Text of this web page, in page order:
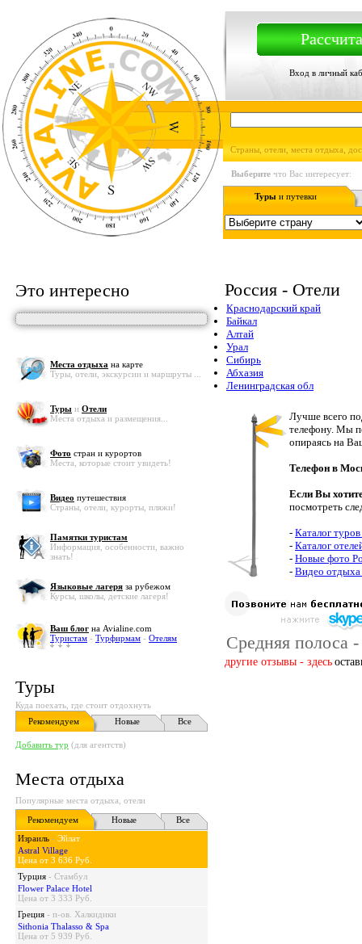
Вход в личный
Страны, отели, места отдыха,
Выберите что Вас интересует:
Туры и путевки
Это интересно
Места отдыха на карте
Туры, отели, экскурсии и маршруты ...
Туры и Отели
Места отдыха и размещения...
Фото стран и курортов
Места, которые стоит увидеть!
Видео путешествия
Страны, отели, курорты, пляжи!
Памятки туристам
Информация, особенности, важно
знать!
Языковые лагеря за рубежом
Курсы, школы, детские лагеря!
Ваш блог на Avialine.com
Туристам - Турфирмам - Отелям
Туры
Куда поехать, где стоит отдохнуть
Рекомендуем
Новые Все
Добавить тур (для агентств)
Места отдыха
Популярные места отдыха, отели
Рекомендуем
Новые
Все
Израиль - Эйлат
Astral Village
Цена от 3 636 Руб.
Турция - Стамбул
Flower Palace Hotel
Цена от 3 333 Руб.
Греция - п-ов. Халкидики
Sithonia Thalasso & Spa
Цена от 5 939 Руб.
Россия - Отели
Краснодарский край
Байкал
Алтай
Урал
Сибирь
Абхазия
Ленинградская обл
Лучше всего
телефону. Мы
опираясь на
Телефон в
Если Вы
посмотреть
- Каталог
- Каталог
- Новые фото
- Видео отдыха
Средняя полоса
другие отзывы - здесь